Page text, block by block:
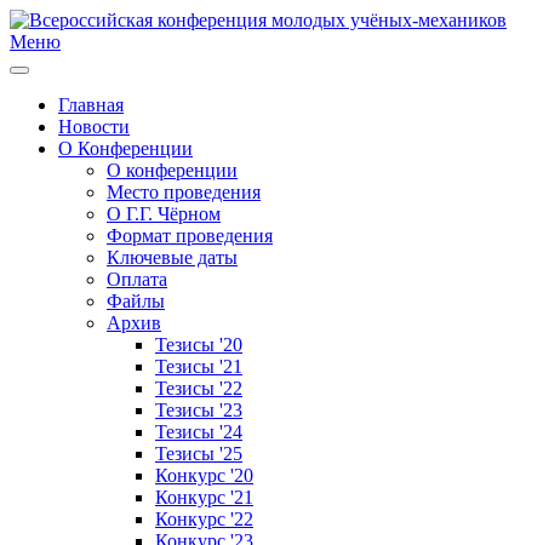
Меню
Главная
Новости
О Конференции
О конференции
Место проведения
О Г.Г. Чёрном
Формат проведения
Ключевые даты
Оплата
Файлы
Архив
Тезисы '20
Тезисы '21
Тезисы '22
Тезисы '23
Тезисы '24
Тезисы '25
Конкурс '20
Конкурс '21
Конкурс '22
Конкурс '23